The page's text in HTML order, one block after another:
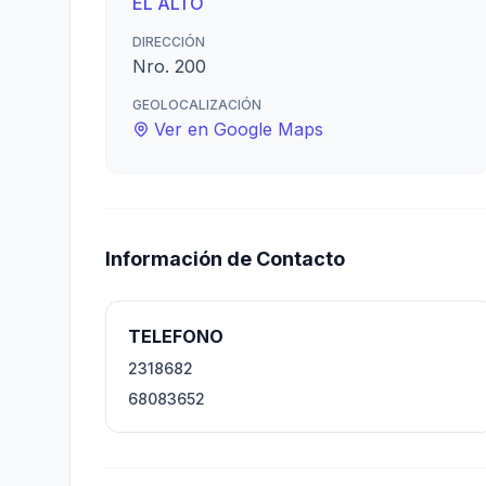
DIRECCIÓN
Nro. 200
GEOLOCALIZACIÓN
Ver en Google Maps
Información de Contacto
TELEFONO
2318682
68083652